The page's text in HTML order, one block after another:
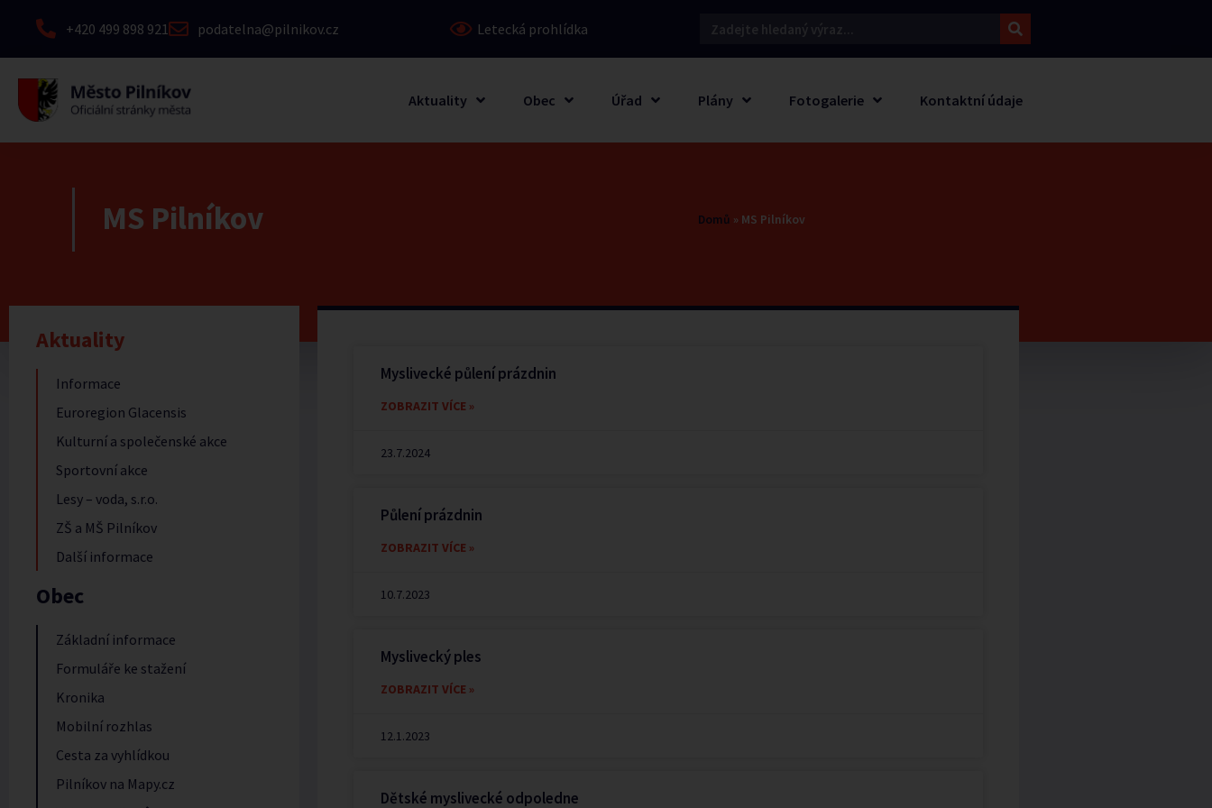
+420 499 898 921 podatelna@pilnikov.cz Letecká prohlídka
Aktuality Obec Úřad Plány Fotogalerie Kontaktní údaje
MS Pilníkov Domů » MS Pilníkov
Aktuality
Informace
Euroregion Glacensis
Kulturní a společenské akce
Sportovní akce
Lesy – voda, s.r.o.
ZŠ a MŠ Pilníkov
Další informace
Obec
Základní informace
Formuláře ke stažení
Kronika
Mobilní rozhlas
Cesta za vyhlídkou
Pilníkov na Mapy.cz
Myslivecké půlení prázdnin
ZOBRAZIT VÍCE »
23.7.2024
Půlení prázdnin
ZOBRAZIT VÍCE »
10.7.2023
Myslivecký ples
ZOBRAZIT VÍCE »
12.1.2023
Dětské myslivecké odpoledne